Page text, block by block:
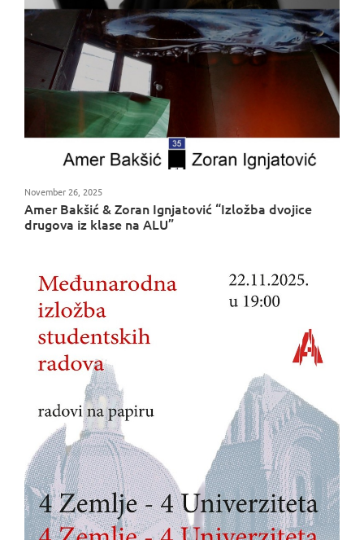
Amer Bakšić & Zoran Ignjatović “Izložba dvojice
drugova iz klase na ALU”
November 26, 2025